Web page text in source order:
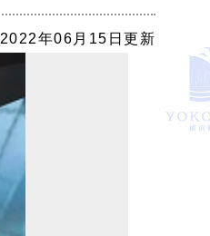
2022年06月15日更新